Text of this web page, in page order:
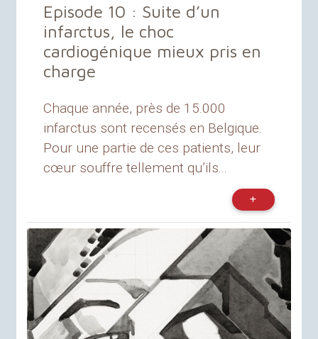
Episode 10 : Suite d’un
infarctus, le choc
cardiogénique mieux pris en
charge
Chaque année, près de 15.000
infarctus sont recensés en Belgique.
Pour une partie de ces patients, leur
cœur souffre tellement qu’ils...